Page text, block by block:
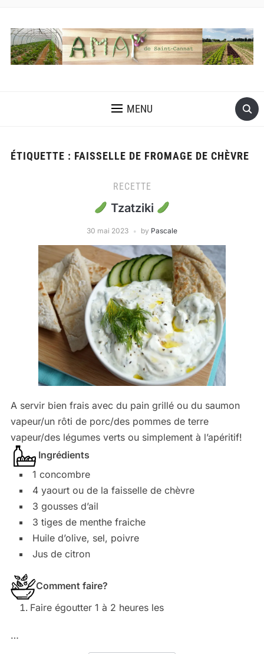
MENU
ÉTIQUETTE : FAISSELLE DE FROMAGE DE CHÈVRE
RECETTE
Tzatziki
30 mai 2023 by Pascale
A servir bien frais avec du pain grillé ou du saumon
vapeur/un rôti de porc/des pommes de terre
vapeur/des légumes verts ou simplement à l’apéritif!
Ingrédients
1 concombre
4 yaourt ou de la faisselle de chèvre
3 gousses d’ail
3 tiges de menthe fraiche
Huile d’olive, sel, poivre
Jus de citron
Comment faire?
Faire égoutter 1 à 2 heures les
…